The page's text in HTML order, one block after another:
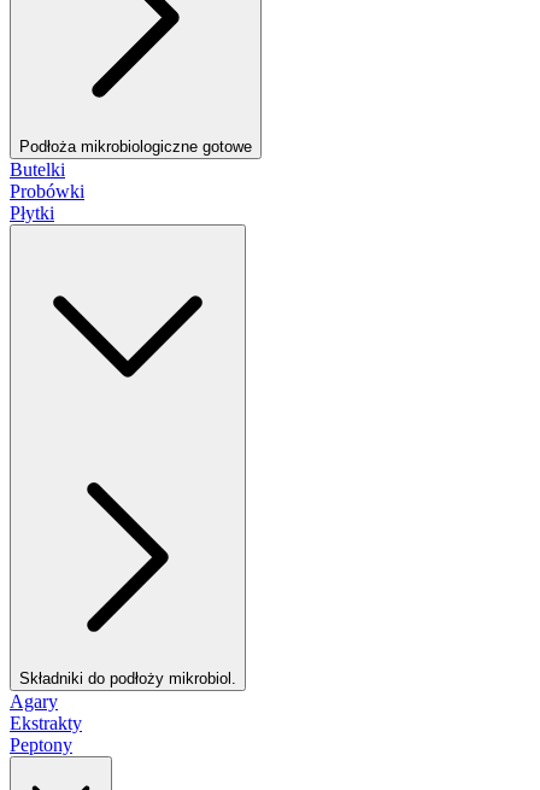
Podłoża mikrobiologiczne gotowe
Butelki
Probówki
Płytki
Składniki do podłoży mikrobiol.
Agary
Ekstrakty
Peptony